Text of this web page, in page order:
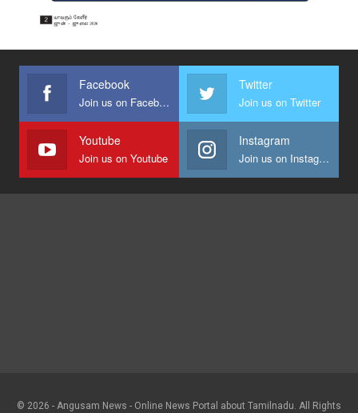
Facebook
Join us on Facebook
Twitter
Join us on Twitter
Youtube
Join us on Youtube
Instagram
Join us on Instagram
© 2026 - Angusam News - Online News Portal about Tamilnadu. All Rights